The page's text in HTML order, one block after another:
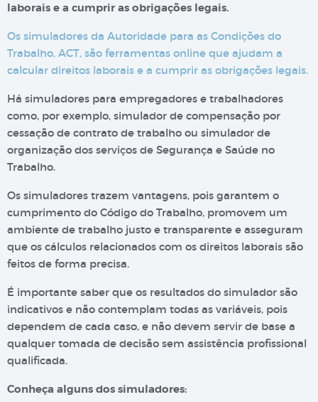
laborais e a cumprir as obrigações legais.
Os simuladores da Autoridade para as Condições do
Trabalho, ACT, são ferramentas online que ajudam a
calcular direitos laborais e a cumprir as obrigações legais.
Há simuladores para empregadores e trabalhadores
como, por exemplo, simulador de compensação por
cessação de contrato de trabalho ou simulador de
organização dos serviços de Segurança e Saúde no
Trabalho.
Os simuladores trazem vantagens, pois garantem o
cumprimento do Código do Trabalho, promovem um
ambiente de trabalho justo e transparente e asseguram
que os cálculos relacionados com os direitos laborais são
feitos de forma precisa.
É importante saber que os resultados do simulador são
indicativos e não contemplam todas as variáveis, pois
dependem de cada caso, e não devem servir de base a
qualquer tomada de decisão sem assistência profissional
qualificada.
Conheça alguns dos simuladores: